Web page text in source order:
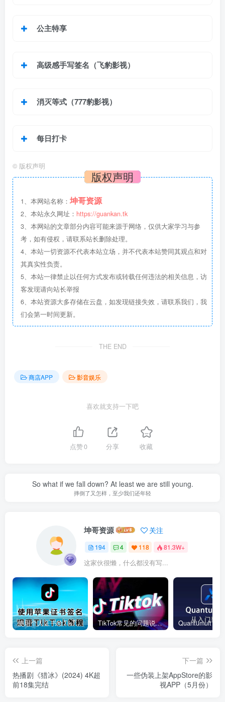
公主特享
高级感手写签名（飞豹影视）
消灭等式（777豹影视）
每日打卡
© 版权声明
版权声明
1、本网站名称： 坤哥资源
2、本站永久网址： https://guankan.tk
3、本网站的文章部分内容可能来源于网络，仅供大家学习与参
考，如有侵权，请联系站长删除处理。
4、本站一切资源不代表本站立场，并不代表本站赞同其观点和对
其真实性负责。
5、本站一律禁止以任何方式发布或转载任何违法的相关信息，访
客发现请向站长举报
6、本站资源大多存储在云盘，如发现链接失效，请联系我们，我
们会第一时间更新。
THE END
商店APP 影音娱乐
喜欢就支持一下吧
点赞0 分享 收藏
So what if we fall down? At least we are still young.
摔倒了又怎样，至少我们还年轻
坤哥资源 关注
194 4 118 81.3W+
这家伙很懒，什么都没有写...
使用个人证书给TikTok签名安装(视频) TikTok常见的问题说明和解决方法
上一篇
热播剧《猎冰》(2024) 4K超
前18集完结
下一篇
一些伪装上架AppStore的影
视APP（5月份）